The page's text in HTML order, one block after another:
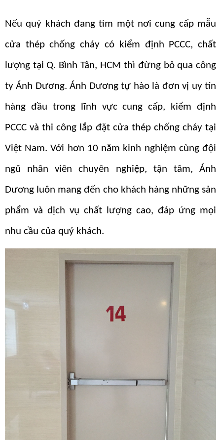
Nếu quý khách đang tìm một nơi cung cấp mẫu
cửa thép chống cháy có kiểm định PCCC, chất
lượng tại Q. Bình Tân, HCM thì đừng bỏ qua công
ty Ánh Dương. Ánh Dương tự hào là đơn vị uy tín
hàng đầu trong lĩnh vực cung cấp, kiểm định
PCCC và thi công lắp đặt cửa thép chống cháy tại
Việt Nam. Với hơn 10 năm kinh nghiệm cùng đội
ngũ nhân viên chuyên nghiệp, tận tâm, Ánh
Dương luôn mang đến cho khách hàng những sản
phẩm và dịch vụ chất lượng cao, đáp ứng mọi
nhu cầu của quý khách.